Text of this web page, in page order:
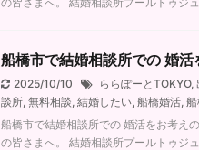
船橋市で結婚相談所での 婚
2025/10/10 ららぽーとTOKYO,
談所, 無料相談, 結婚したい, 船橋婚活,
船橋市で結婚相談所での 婚活をお考え
の皆さまへ。 結婚相談所プールトゥジ